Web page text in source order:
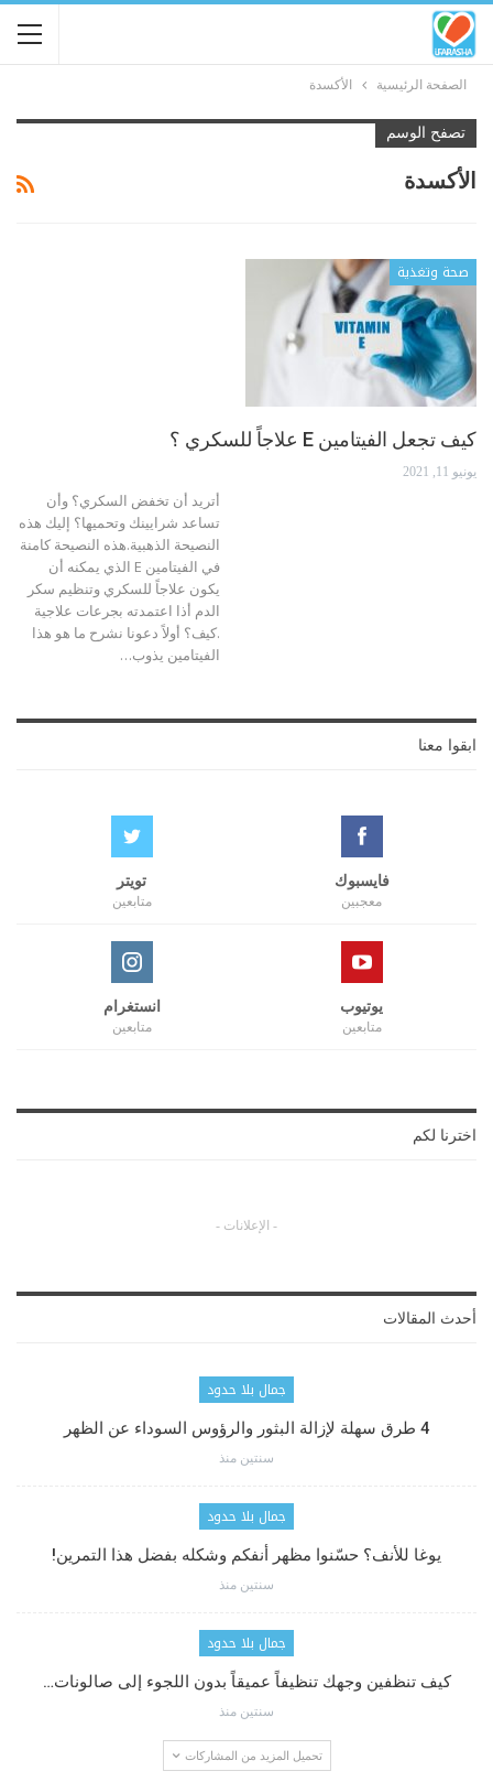
الصفحة الرئيسية الأكسدة
تصفح الوسم
الأكسدة
صحة وتغذية
كيف تجعل الفيتامين E علاجاً للسكري ؟
يونيو 11, 2021
أتريد أن تخفض السكري؟ وأن
تساعد شرايينك وتحميها؟ إليك هذه
النصيحة الذهبية.هذه النصيحة كامنة
في الفيتامين E الذي يمكنه أن
يكون علاجاً للسكري وتنظيم سكر
الدم أذا اعتمدته بجرعات علاجية
.كيف؟ أولاً دعونا نشرح ما هو هذا
الفيتامين يذوب…
ابقوا معنا
فايسبوك
معجبين
تويتر
متابعين
يوتيوب
متابعين
انستغرام
متابعين
اخترنا لكم
- الإعلانات -
أحدث المقالات
جمال بلا حدود
4 طرق سهلة لإزالة البثور والرؤوس السوداء عن الظهر
سنتين منذ
جمال بلا حدود
يوغا للأنف؟ حسّنوا مظهر أنفكم وشكله بفضل هذا التمرين!
سنتين منذ
جمال بلا حدود
كيف تنظفين وجهك تنظيفاً عميقاً بدون اللجوء إلى صالونات…
سنتين منذ
تحميل المزيد من المشاركات